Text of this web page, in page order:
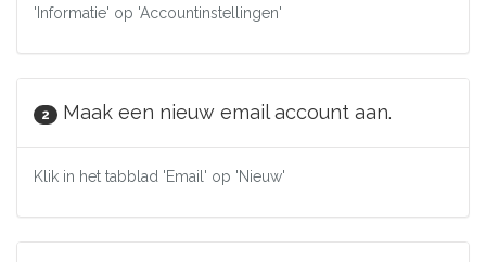
'Informatie' op 'Accountinstellingen'
2 Maak een nieuw email account aan.
Klik in het tabblad 'Email' op 'Nieuw'